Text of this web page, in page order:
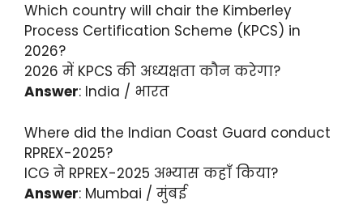
Which country will chair the Kimberley
Process Certification Scheme (KPCS) in
2026?
2026 में KPCS की अध्यक्षता कौन करेगा?
Answer: India / भारत
Where did the Indian Coast Guard conduct
RPREX-2025?
ICG ने RPREX-2025 अभ्यास कहाँ किया?
Answer: Mumbai / मुंबई